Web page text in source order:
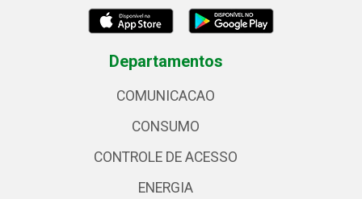
Departamentos
COMUNICACAO
CONSUMO
CONTROLE DE ACESSO
ENERGIA